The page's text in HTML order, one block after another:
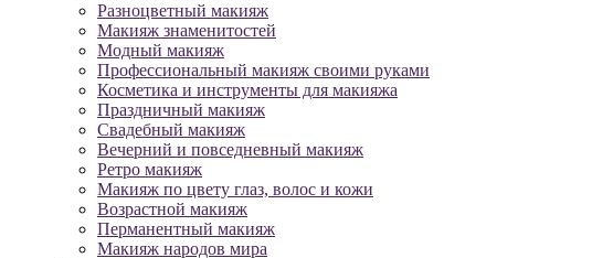
Разноцветный макияж
Макияж знаменитостей
Модный макияж
Профессиональный макияж своими руками
Косметика и инструменты для макияжа
Праздничный макияж
Свадебный макияж
Вечерний и повседневный макияж
Ретро макияж
Макияж по цвету глаз, волос и кожи
Возрастной макияж
Перманентный макияж
Макияж народов мира